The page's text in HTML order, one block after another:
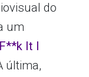
do
um
It I
última,